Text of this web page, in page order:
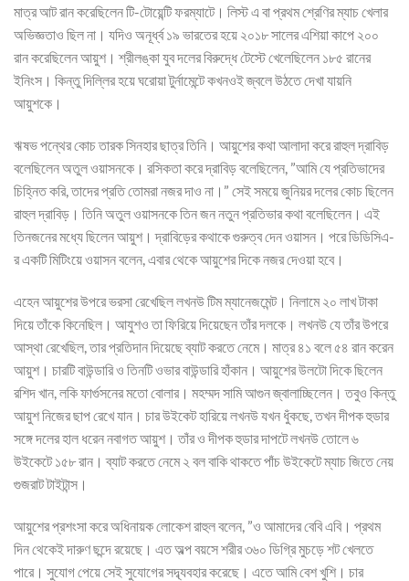
মাত্র আট রান করেছিলেন টি-টোয়েন্টি ফরম্যাটে। লিস্ট এ বা প্রথম শ্রেণির ম্যাচ খেলার
অভিজ্ঞতাও ছিল না। যদিও অনূর্ধ্ব ১৯ ভারতের হয়ে ২০১৮ সালের এশিয়া কাপে ২০০
রান করেছিলেন আয়ুশ। শ্রীলঙ্কা যুব দলের বিরুদ্ধে টেস্টে খেলেছিলেন ১৮৫ রানের
ইনিংস। কিন্তু দিল্লির হয়ে ঘরোয়া টুর্নামেন্টে কখনওই জ্বলে উঠতে দেখা যায়নি
আয়ুশকে।
ঋষভ পন্থের কোচ তারক সিনহার ছাত্র তিনি। আয়ুশের কথা আলাদা করে রাহুল দ্রাবিড়
বলেছিলেন অতুল ওয়াসনকে। রসিকতা করে দ্রাবিড় বলেছিলেন, ”আমি যে প্রতিভাদের
চিহ্নিত করি, তাদের প্রতি তোমরা নজর দাও না।” সেই সময়ে জুনিয়র দলের কোচ ছিলেন
রাহুল দ্রাবিড়। তিনি অতুল ওয়াসনকে তিন জন নতুন প্রতিভার কথা বলেছিলেন। এই
তিনজনের মধ্যে ছিলেন আয়ুশ। দ্রাবিড়ের কথাকে গুরুত্ব দেন ওয়াসন। পরে ডিডিসিএ-
র একটি মিটিংয়ে ওয়াসন বলেন, এবার থেকে আয়ুশের দিকে নজর দেওয়া হবে।
এহেন আয়ুশের উপরে ভরসা রেখেছিল লখনউ টিম ম্যানেজমেন্ট। নিলামে ২০ লাখ টাকা
দিয়ে তাঁকে কিনেছিল। আযুশও তা ফিরিয়ে দিয়েছেন তাঁর দলকে। লখনউ যে তাঁর উপরে
আস্থা রেখেছিল, তার প্রতিদান দিয়েছে ব্যাট করতে নেমে। মাত্র ৪১ বলে ৫৪ রান করেন
আয়ুশ। চারটি বাউন্ডারি ও তিনটি ওভার বাউন্ডারি হাঁকান। আয়ুশের উলটো দিকে ছিলেন
রশিদ খান, লকি ফার্গুসনের মতো বোলার। মহম্মদ সামি আগুন জ্বালাচ্ছিলেন। তবুও কিন্তু
আয়ুশ নিজের ছাপ রেখে যান। চার উইকেট হারিয়ে লখনউ যখন ধুঁকছে, তখন দীপক হুডার
সঙ্গে দলের হাল ধরেন নবাগত আয়ুশ। তাঁর ও দীপক হুডার দাপটে লখনউ তোলে ৬
উইকেটে ১৫৮ রান। ব্যাট করতে নেমে ২ বল বাকি থাকতে পাঁচ উইকেটে ম্যাচ জিতে নেয়
গুজরাট টাইটান্স।
আয়ুশের প্রশংসা করে অধিনায়ক লোকেশ রাহুল বলেন, ”ও আমাদের বেবি এবি। প্রথম
দিন থেকেই দারুণ ছন্দে রয়েছে। এত অল্প বয়সে শরীর ৩৬০ ডিগ্রি মুচড়ে শট খেলতে
পারে। সুযোগ পেয়ে সেই সুযোগের সদ্ব্যবহার করেছে। এতে আমি বেশ খুশি। চার